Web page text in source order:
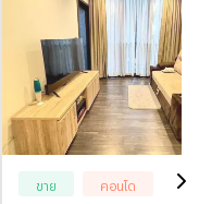
ขาย คอนโด